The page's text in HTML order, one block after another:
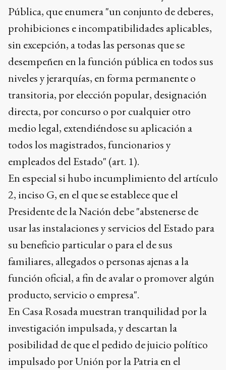
Pública, que enumera "un conjunto de deberes,
prohibiciones e incompatibilidades aplicables,
sin excepción, a todas las personas que se
desempeñen en la función pública en todos sus
niveles y jerarquías, en forma permanente o
transitoria, por elección popular, designación
directa, por concurso o por cualquier otro
medio legal, extendiéndose su aplicación a
todos los magistrados, funcionarios y
empleados del Estado" (art. 1).
En especial si hubo incumplimiento del artículo
2, inciso G, en el que se establece que el
Presidente de la Nación debe "abstenerse de
usar las instalaciones y servicios del Estado para
su beneficio particular o para el de sus
familiares, allegados o personas ajenas a la
función oficial, a fin de avalar o promover algún
producto, servicio o empresa".
En Casa Rosada muestran tranquilidad por la
investigación impulsada, y descartan la
posibilidad de que el pedido de juicio político
impulsado por Unión por la Patria en el